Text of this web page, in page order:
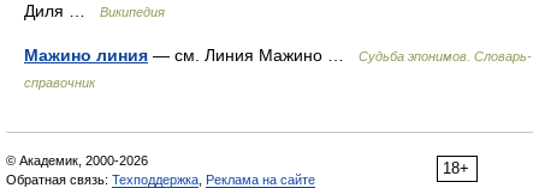
Диля …
Википедия
Мажино линия — см. Линия Мажино …
Судьба эпонимов. Словарь-
справочник
18+
© Академик, 2000-2026
Обратная связь: Техподдержка Реклама на сайте